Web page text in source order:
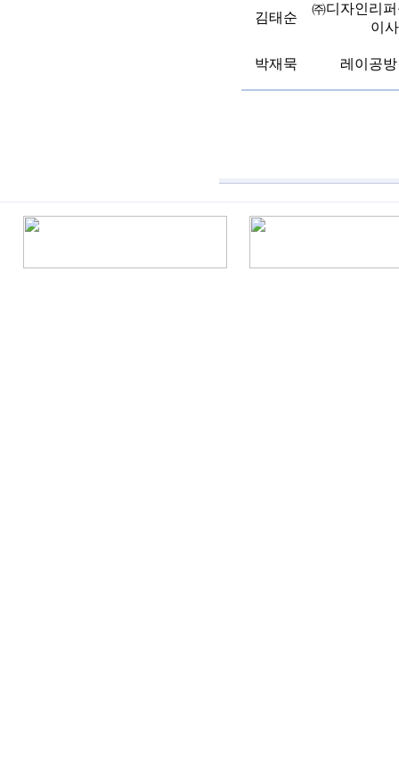
김태순
㈜디자인리
이사
박재묵 레이공